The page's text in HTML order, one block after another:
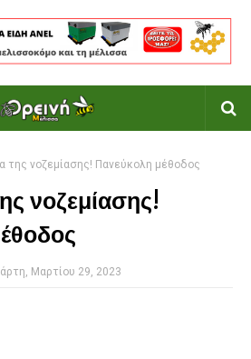
της νοζεμίασης! Πανεύκολη μέθοδος
νοζεμίασης!
Μαρτίου 29, 2023